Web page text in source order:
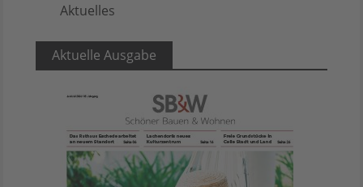
Aktuelles
Aktuelle Ausgabe